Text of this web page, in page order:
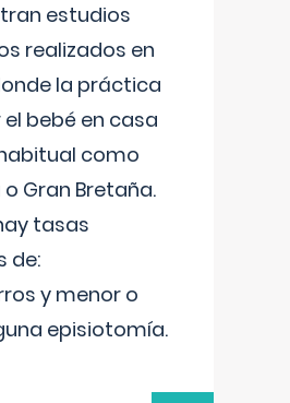
estudios
realizados en
la práctica
bebé en casa
como
Gran Bretaña.
tasas
de:
y menor o
episiotomía.